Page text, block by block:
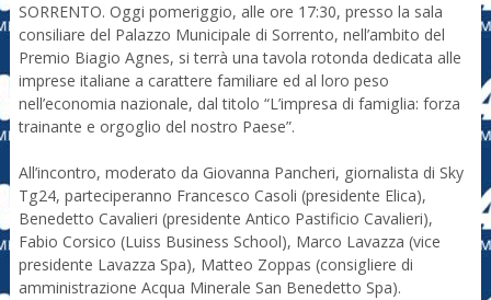
SORRENTO. Oggi pomeriggio, alle ore 17:30, presso la sala
consiliare del Palazzo Municipale di Sorrento, nell’ambito del
Premio Biagio Agnes, si terrà una tavola rotonda dedicata alle
imprese italiane a carattere familiare ed al loro peso
nell’economia nazionale, dal titolo “L’impresa di famiglia: forza
trainante e orgoglio del nostro Paese”.
All’incontro, moderato da Giovanna Pancheri, giornalista di Sky
Tg24, parteciperanno Francesco Casoli (presidente Elica),
Benedetto Cavalieri (presidente Antico Pastificio Cavalieri),
Fabio Corsico (Luiss Business School), Marco Lavazza (vice
presidente Lavazza Spa), Matteo Zoppas (consigliere di
amministrazione Acqua Minerale San Benedetto Spa).